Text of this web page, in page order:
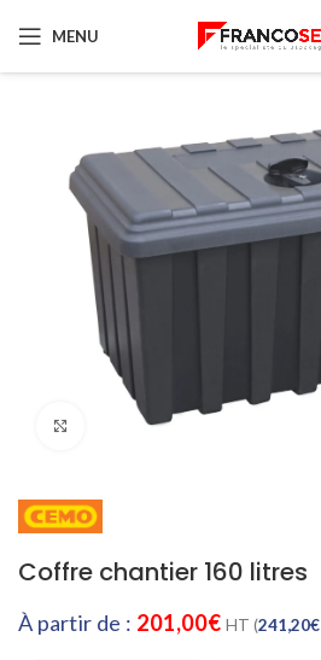
MENU
Cliquez pour agrandir
Coffre chantier 160 litres
À partir de : 201,00€ HT (241,20€